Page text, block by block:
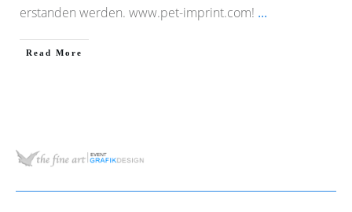
erstanden werden. www.pet-imprint.com! ...
​Read More